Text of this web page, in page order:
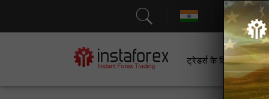
सहायता
ट्रेडर्स के लिए